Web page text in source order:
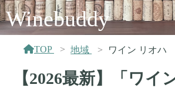
Winebuddy
TOP 地域 ワイン リオハ
【2026最新】「ワイ